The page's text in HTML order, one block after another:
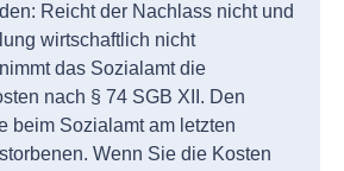
Reicht der Nachlass nicht und
wirtschaftlich nicht
das Sozialamt die
nach § 74 SGB XII. Den
beim Sozialamt am letzten
Wenn Sie die Kosten